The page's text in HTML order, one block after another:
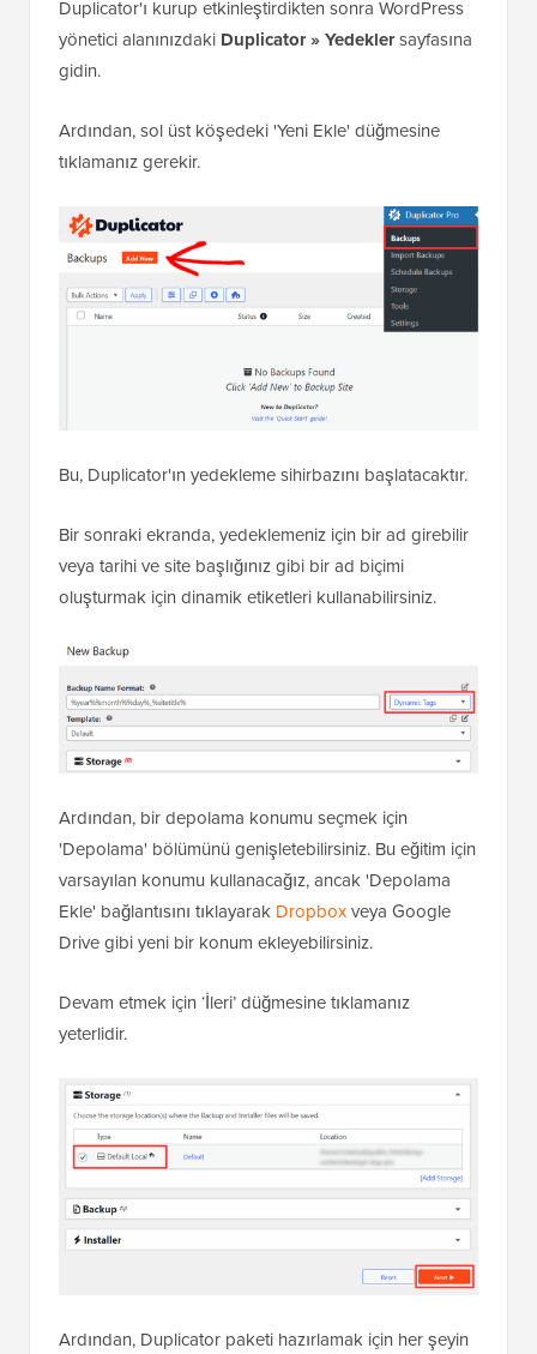
Duplicator'ı kurup etkinleştirdikten sonra WordPress
yönetici alanınızdaki Duplicator » Yedeklersayfasına
gidin.
Ardından, sol üst köşedeki 'Yeni Ekle' düğmesine
tıklamanız gerekir.
Bu, Duplicator'ın yedekleme sihirbazını başlatacaktır.
Bir sonraki ekranda, yedeklemeniz için bir ad girebilir
veya tarihi ve site başlığınız gibi bir ad biçimi
oluşturmak için dinamik etiketleri kullanabilirsiniz.
Ardından, bir depolama konumu seçmek için
'Depolama' bölümünü genişletebilirsiniz. Bu eğitim için
varsayılan konumu kullanacağız, ancak 'Depolama
Ekle' bağlantısını tıklayarak Dropboxveya Google
Drive gibi yeni bir konum ekleyebilirsiniz.
Devam etmek için ‘İleri’ düğmesine tıklamanız
yeterlidir.
Ardından, Duplicator paketi hazırlamak için her şeyin